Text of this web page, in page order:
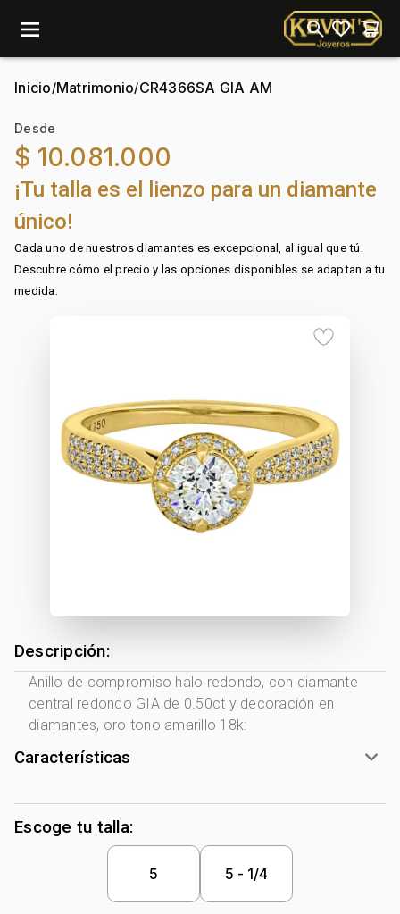
menu
Inicio/Matrimonio/CR4366SA GIA AM
Desde
$ 10.081.000
¡Tu talla es el lienzo para un diamante
único!
Cada uno de nuestros diamantes es excepcional, al igual que tú.
Descubre cómo el precio y las opciones disponibles se adaptan a tu
medida.
Descripción:
Anillo de compromiso halo redondo, con diamante
central redondo GIA de 0.50ct y decoración en
diamantes, oro tono amarillo 18k:
Características
Tono Metal: Amarillo
Metal: Oro 18 Kilates
Peso piedra central:
Piedra central:
Piedra decoración:
Diamante
Escoge tu talla:
5 5 - 1/4